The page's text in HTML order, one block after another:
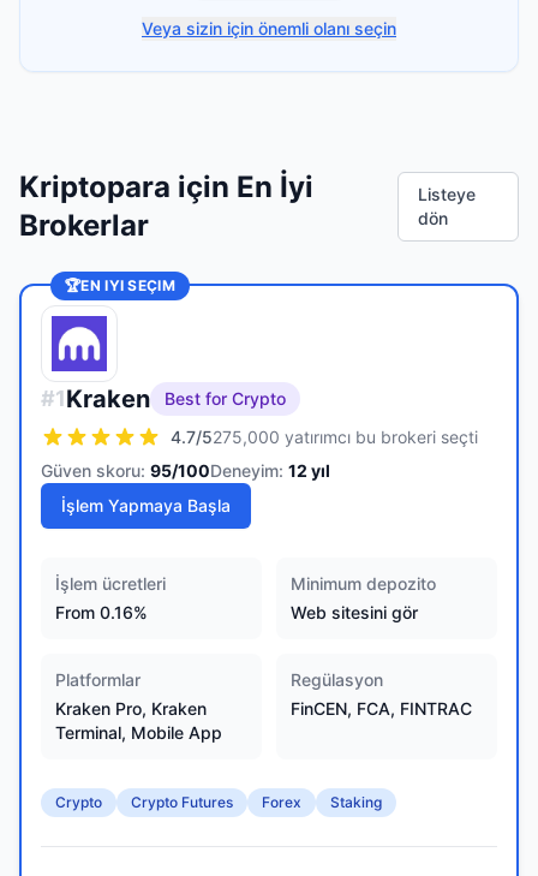
Veya sizin için önemli olanı seçin
Kriptopara için En İyi
Brokerlar
Listeye
dön
🏆EN IYI SEÇIM
#1Kraken
Best for Crypto
4.7/5275,000 yatırımcı bu brokeri seçti
Güven skoru: 95/100Deneyim: 12 yıl
İşlem Yapmaya Başla
İşlem ücretleri
From 0.16%
Minimum depozito
Web sitesini gör
Platformlar
Kraken Pro, Kraken
Terminal, Mobile App
Regülasyon
FinCEN, FCA, FINTRAC
Crypto Crypto Futures Forex Staking